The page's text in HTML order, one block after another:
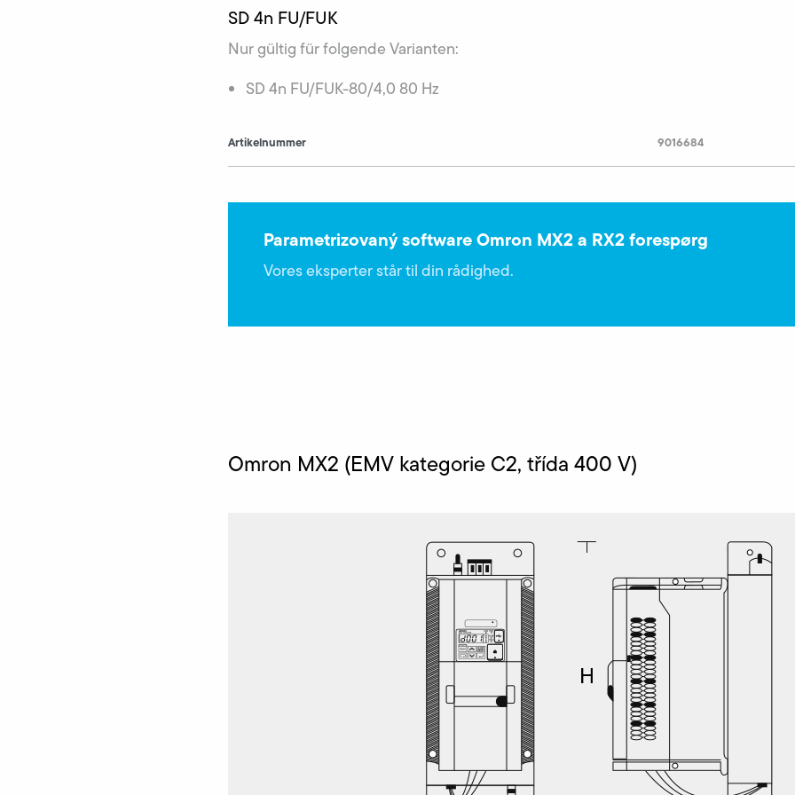
SD 4n FU/FUK
Nur gültig für folgende Varianten:
SD 4n FU/FUK-80/4,0 80 Hz
Artikelnummer 9016684
Parametrizovaný software Omron MX2 a RX2 forespørg
Vores eksperter står til din rådighed.
Omron MX2 (EMV kategorie C2, třída 400 V)